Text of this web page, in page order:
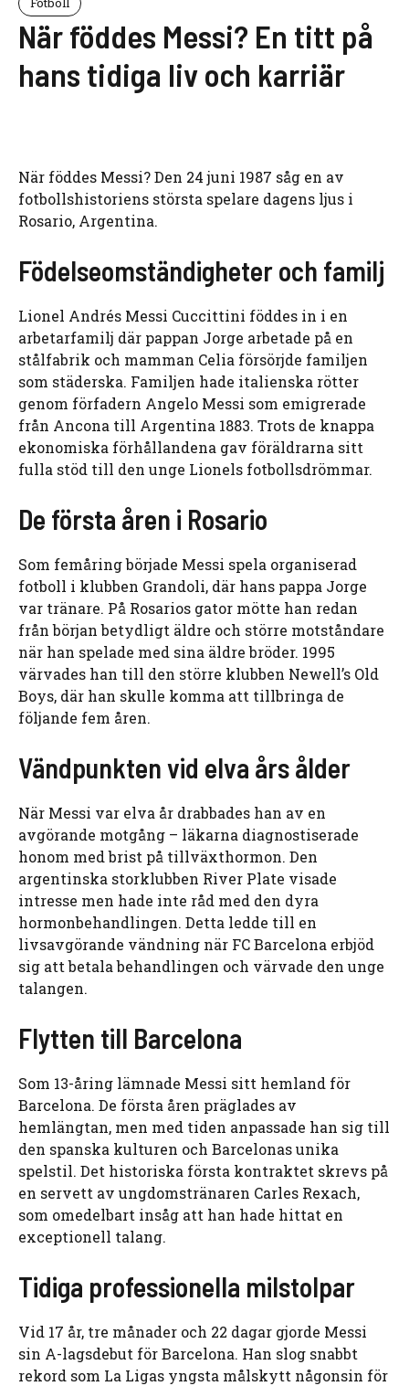
När föddes Messi? En titt på
hans tidiga liv och karriär
När föddes Messi? Den 24 juni 1987 såg en av
fotbollshistoriens största spelare dagens ljus i
Rosario, Argentina.
Födelseomständigheter och familj
Lionel Andrés Messi Cuccittini föddes in i en
arbetarfamilj där pappan Jorge arbetade på en
stålfabrik och mamman Celia försörjde familjen
som städerska. Familjen hade italienska rötter
genom förfadern Angelo Messi som emigrerade
från Ancona till Argentina 1883. Trots de knappa
ekonomiska förhållandena gav föräldrarna sitt
fulla stöd till den unge Lionels fotbollsdrömmar.
De första åren i Rosario
Som femåring började Messi spela organiserad
fotboll i klubben Grandoli, där hans pappa Jorge
var tränare. På Rosarios gator mötte han redan
från början betydligt äldre och större motståndare
när han spelade med sina äldre bröder. 1995
värvades han till den större klubben Newell’s Old
Boys, där han skulle komma att tillbringa de
följande fem åren.
Vändpunkten vid elva års ålder
När Messi var elva år drabbades han av en
avgörande motgång – läkarna diagnostiserade
honom med brist på tillväxthormon. Den
argentinska storklubben River Plate visade
intresse men hade inte råd med den dyra
hormonbehandlingen. Detta ledde till en
livsavgörande vändning när FC Barcelona erbjöd
sig att betala behandlingen och värvade den unge
talangen.
Flytten till Barcelona
Som 13-åring lämnade Messi sitt hemland för
Barcelona. De första åren präglades av
hemlängtan, men med tiden anpassade han sig till
den spanska kulturen och Barcelonas unika
spelstil. Det historiska första kontraktet skrevs på
en servett av ungdomstränaren Carles Rexach,
som omedelbart insåg att han hade hittat en
exceptionell talang.
Tidiga professionella milstolpar
Vid 17 år, tre månader och 22 dagar gjorde Messi
sin A-lagsdebut för Barcelona. Han slog snabbt
rekord som La Ligas yngsta målskytt någonsin för